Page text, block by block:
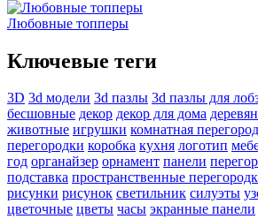
Любовные топперы
Ключевые теги
3D 3d модели 3d пазлы 3d пазлы для
бесшовные декор декор для дома
животные игрушки комнатная
перегородки коробка кухня логотип
год органайзер орнамент панели
подставка пространственные
рисунки рисунок светильник силуэты
цветочные цветы часы экранные панели